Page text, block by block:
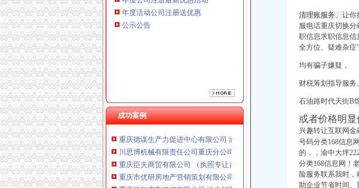
年度活动公司注册送优惠
公示公告
成功案例
重庆臣夫商贸有限公司 （执照专让）
重庆市优研房地产营销策划有限公司
重庆恺昶贸易有限公司 渝九 （食品许可证）
重庆同济汽车设计有限公司 渝江25万 （工商注册）
重庆科发表面处理有限责任公司 渝北800万 （进出口权）
重庆德谋生产力促进中心有限公司 渝大10万 （工商注册）
川思博机械有限责任公司重庆分公司 渝江 （工商注册）
重庆臣夫商贸有限公司 （执照专让）
重庆市优研房地产营销策划有限公司
重庆饰知广告传媒有限公司 渝中50万 （工商注册）
清理账服务、 让你
服电话重庆切换
职信息求职信息
全方位、 疑难杂症”
均有骗子嫌疑，
财税筹划指导服务、
石油路时代天街B
或者价格明显
兴趣转让互联网金
号码分类168信息
的，，渝中大坪
分类168信息网！
险服务联系我时
助企业节省时间、